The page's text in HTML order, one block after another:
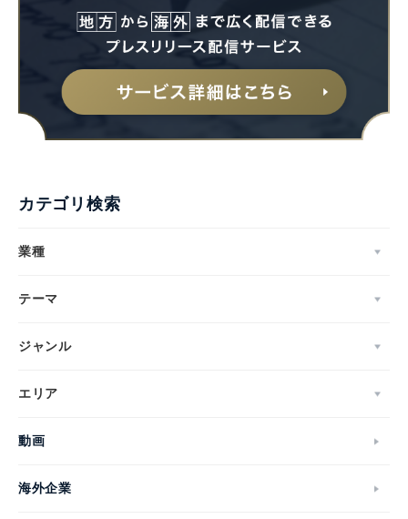
カテゴリ検索
業種
テーマ
ジャンル
エリア
動画
海外企業